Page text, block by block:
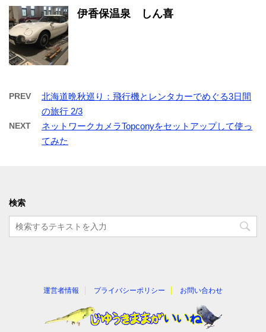
伊香保温泉 しん喜
PREV
北海道晩秋巡り：飛行機とレンタカーでめぐる3日間
の旅行 2/3
NEXT
ネットワークカメラTopconyをセットアップして使っ
てみた
検索
運営者情報 プライバシーポリシー お問い合わせ